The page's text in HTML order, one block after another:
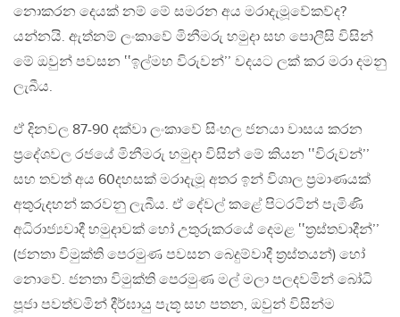
නොකරන දෙයක් නම් මේ සමරන අය මරාදැමූවේකව්ද?
යන්නයි. ඇත්නම් ලංකාවේ මිනීමරු හමුදා සහ පොලීසි විසින්
මේ ඔවුන් පවසන ‛‛ඉල්මහ විරුවන්’’ වදයට ලක් කර මරා දමනු
ලැබීය.
ඒ දිනවල 87-90 දක්වා ලංකාවේ සිංහල ජනයා වාසය කරන
ප්‍රදේශවල රජයේ මිනීමරු හමුදා විසින් මේ කියන ‛‛විරුවන්’’
සහ තවත් අය 60දහසක් මරාදැමූ අතර ඉන් විශාල ප්‍රමාණයක්
අතුරුදහන් කරවනු ලැබීය. ඒ දේවල් කළේ පිටරටින් පැමිණි
අධිරාජ්‍යවාදී හමුදාවක් හෝ උතුරුකරයේ දෙමළ ‛‛ත්‍රස්තවාදීන්’’
(ජනතා විමුක්ති පෙරමුණ පවසන බෙදුම්වාදී ත්‍රස්තයන්) හෝ
නොවේ. ජනතා විමුක්ති පෙරමුණ මල් මලා පලදවමින් බෝධි
පූජා පවත්වමින් දීර්ඝායු පැතූ සහ පතන, ඔවුන් විසින්ම